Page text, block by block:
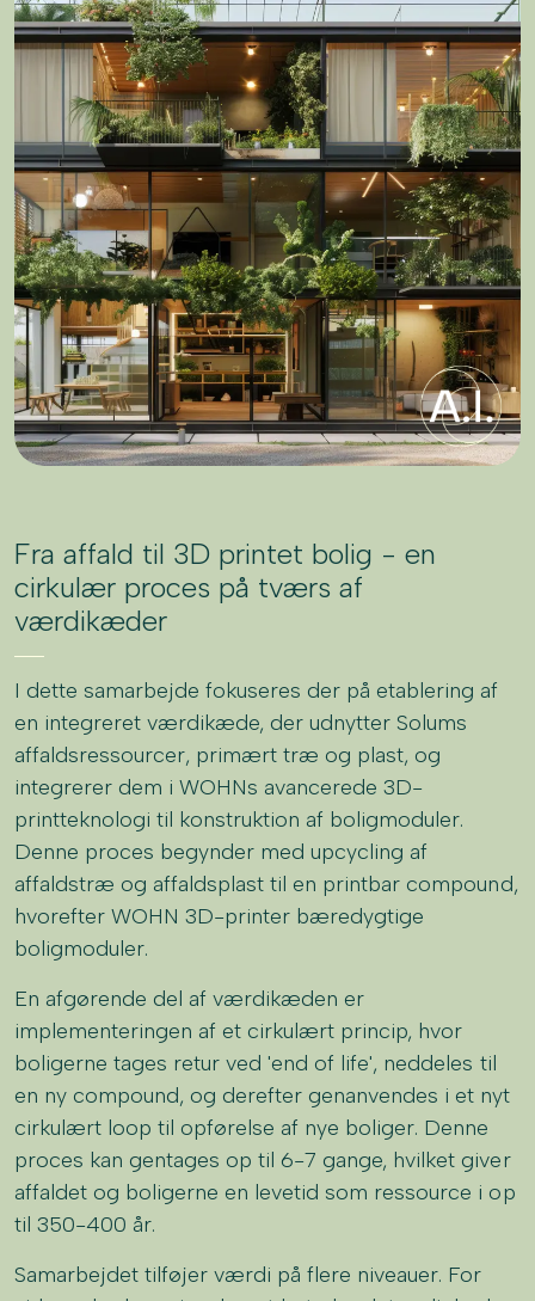
Fra affald til 3D printet bolig - en
cirkulær proces på tværs af
værdikæder
I dette samarbejde fokuseres der på etablering af
en integreret værdikæde, der udnytter Solums
affaldsressourcer, primært træ og plast, og
integrerer dem i WOHNs avancerede 3D-
printteknologi til konstruktion af boligmoduler.
Denne proces begynder med upcycling af
affaldstræ og affaldsplast til en printbar compound,
hvorefter WOHN 3D-printer bæredygtige
boligmoduler.
En afgørende del af værdikæden er
implementeringen af et cirkulært princip, hvor
boligerne tages retur ved 'end of life', neddeles til
en ny compound, og derefter genanvendes i et nyt
cirkulært loop til opførelse af nye boliger. Denne
proces kan gentages op til 6-7 gange, hvilket giver
affaldet og boligerne en levetid som ressource i op
til 350-400 år.
Samarbejdet tilføjer værdi på flere niveauer. For